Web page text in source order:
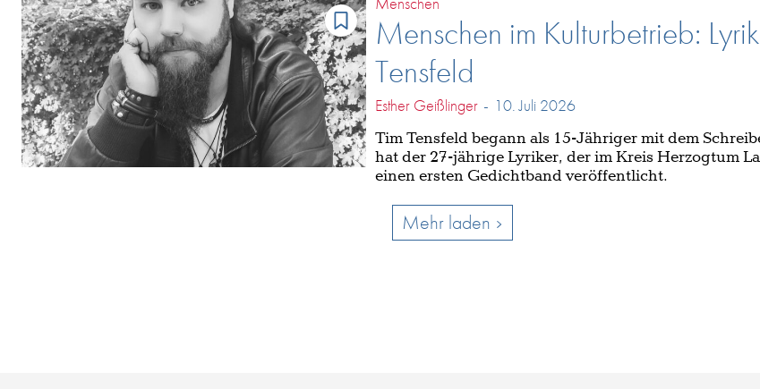
Menschen im Kulturbetrieb:
Tensfeld
Esther Geißlinger - 10. Juli 2026
Tim Tensfeld begann als 15-Jähriger mit dem
hat der 27-jährige Lyriker, der im Kreis Herzogtum
einen ersten Gedichtband veröffentlicht.
Mehr laden